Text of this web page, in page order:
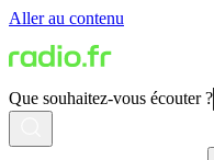
Aller au contenu
Que souhaitez-vous écouter ?